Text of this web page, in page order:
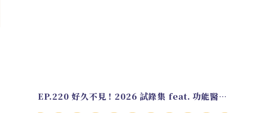
EP.220 好久不見！2026 試錄集 feat. 功能醫學營養師 美寶